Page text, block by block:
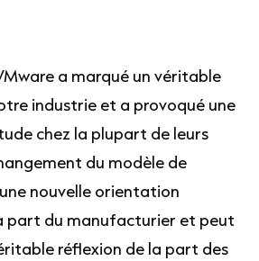
a marqué un véritable
industrie et a provoqué une
chez la plupart de leurs
du modèle de
nouvelle orientation
part du manufacturier et peut
réflexion de la part des